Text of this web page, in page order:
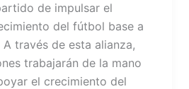
de impulsar el
del fútbol base a
través de esta alianza,
trabajarán de la mano
el crecimiento del